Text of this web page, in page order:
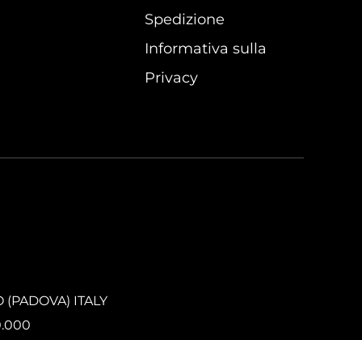
Spedizione
Informativa sulla
Privacy
ITALY